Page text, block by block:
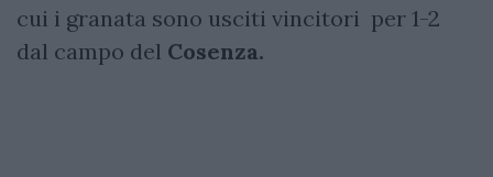
cui i granata sono usciti vincitori per 1-2
dal campo del Cosenza.